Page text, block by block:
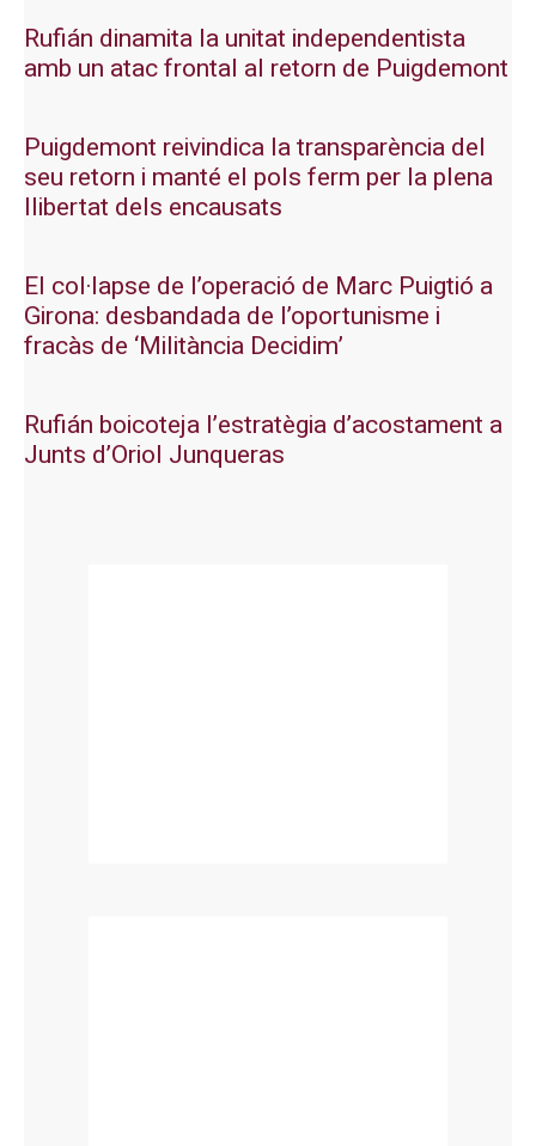
Rufián dinamita la unitat independentista
amb un atac frontal al retorn de Puigdemont
Puigdemont reivindica la transparència del
seu retorn i manté el pols ferm per la plena
llibertat dels encausats
El col·lapse de l’operació de Marc Puigtió a
Girona: desbandada de l’oportunisme i
fracàs de ‘Militància Decidim’
Rufián boicoteja l’estratègia d’acostament a
Junts d’Oriol Junqueras